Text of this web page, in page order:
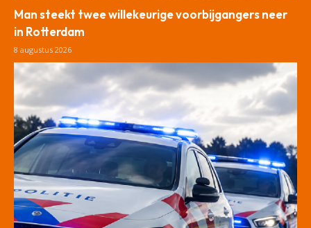
Man steekt twee willekeurige voorbijgangers neer
in Rotterdam
8 augustus 2026